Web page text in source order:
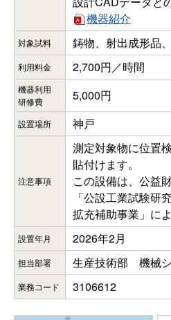
機器紹介
対象試料 鋳物、射出成形品
利用料金 2,700円／時間
機器利用
研修費
5,000円
設置場所 神戸
注意事項
測定対象物に位置
貼付けます。
この設備は、公益
「公設工業試験研
拡充補助事業」に
設置年月 2026年2月
担当部署 生産技術部 機械
業務コード 3106612